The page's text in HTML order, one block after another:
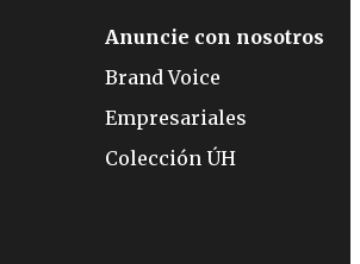
Anuncie con nosotros
Brand Voice
Empresariales
Colección ÚH